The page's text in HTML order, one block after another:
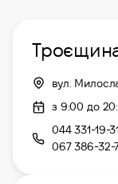
вул.
з 9:00 до
044 331-19-31,
067 386-32-